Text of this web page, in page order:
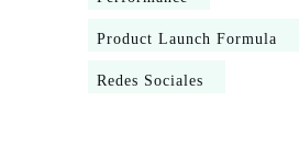
Product Launch Formula
Redes Sociales